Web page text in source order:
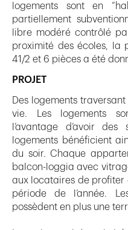
logements sont en
partiellement
libre modéré contrôlé
proximité des écoles, la
41/2 et 6 pièces a été
PROJET
Des logements
vie. Les logements
l’avantage d’avoir
logements bénéficient
du soir. Chaque
balcon-loggia avec
aux locataires de profiter
période de l’année.
possèdent en plus une